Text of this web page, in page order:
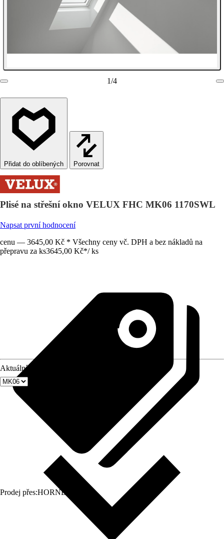
1/4
Porovnat
Plisé na střešní okno VELUX FHC MK06 1170SWL
Napsat první hodnocení
cenu — 3645,00 Kč * Všechny ceny vč. DPH a bez nákladů na
přepravu za ks3645,00 Kč*/ ks
Prodej přes:HORNBACH
Aktuální velikost okna